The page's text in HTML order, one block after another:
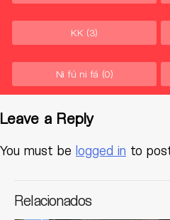
KK (3)
Ni fú ni fá (0)
Leave a Reply
You must be logged in to
Relacionados